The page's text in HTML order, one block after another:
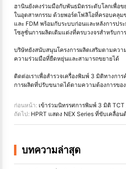
ฮานินยังคงร่วมมือกับพันธมิตรระดับโลกเพื่อ
ในอุตสาหกรรม ด้วยพอร์ตโฟลิโอที่ครอบคลุม
และ FDM พร้อมกับระบบก่อนและหลังการปร
โซลูชั่นการผลิตเติมแต่งที่ครบวงจรสําหรับกา
บริษัทยังสนับสนุนโครงการผลิตเสริมตามคว
ความร่วมมือที่ยืดหยุ่นและสามารถขยายได้
ติดต่อเราเพื่อสำรวจเครื่องพิมพ์ 3 มิติทางกา
การผลิตที่ปรับขนาดได้ตามความต้องการขอ
ก่อนหน้า: เข้าร่วมนิทรรศการพิมพ์ 3 มิติ TCT
ถัดไป: HPRT แสดง NEX Series ที่ขับเคลื่อนด้วย AI สําหรั
บทความล่าสุด